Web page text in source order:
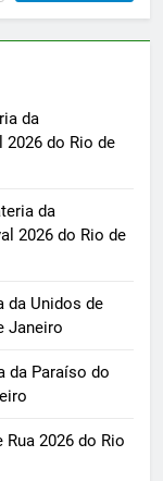
da
do Rio de
da
2026 do Rio de
da Unidos de
Janeiro
da Paraíso do
2026 do Rio